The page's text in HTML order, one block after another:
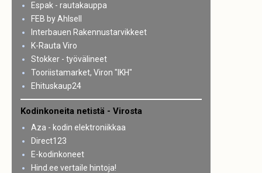
Espak - rautakauppa
FEB by Ahlsell
Interbauen Rakennustarvikkeet
K-Rauta Viro
Stokker - työvälineet
Tooriistamarket, Viron "IKH"
Ehituskaup24
Kodinkoneita netistä - Virosta
Aza - kodin elektroniikkaa
Direct123
E-kodinkoneet
Hind.ee vertaile hintoja!